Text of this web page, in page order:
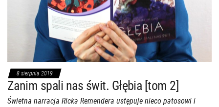
8 sierpnia 2019
Zanim spali nas świt. Głębia [tom 2]
Świetna narracja Ricka Remendera ustępuje nieco patosowi i